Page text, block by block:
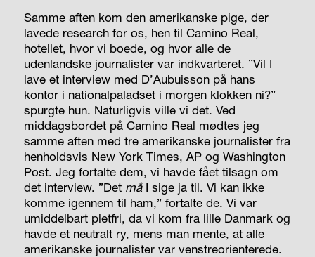
Samme aften kom den amerikanske pige, der
lavede research for os, hen til Camino Real,
hotellet, hvor vi boede, og hvor alle de
udenlandske journalister var indkvarteret. ”Vil I
lave et interview med D’Aubuisson på hans
kontor i national­paladset i morgen klokken ni?”
spurgte hun. Naturligvis ville vi det. Ved
middagsbordet på Camino Real mødtes jeg
samme aften med tre amerikanske journalister fra
henholdsvis New York Times, AP og Washing­ton
Post. Jeg fortalte dem, vi havde fået tilsagn om
det interview. ”Det måI sige ja til. Vi kan ikke
komme igennem til ham,” fortalte de. Vi var
umiddelbart pletfri, da vi kom fra lille Danmark og
havde et neutralt ry, mens man mente, at alle
amerikanske journalister var venstreorienterede.